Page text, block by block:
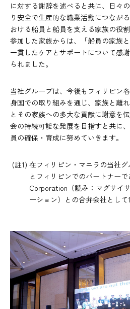
に対する謝辞を述べると共に、日々
り安全で生産的な職業活動につなが
おける船員と船員を支える家族の役
参加した家族からは、「船員の家族
一貫したケアとサポートについて感
られました。
当社グループは、今後もフィリピン
身国での取り組みを通じ、家族と離
とその家族への多大な貢献に謝意を
会の持続可能な発展を目指すと共に
員の確保・育成に努めていきます。
(註1) 在フィリピン・マニラの当社
とフィリピンでのパートナー
Corporation（読み：マグサイ
ーション）との合弁会社として